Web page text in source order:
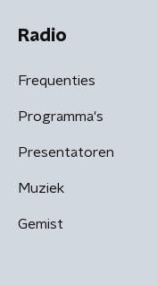
Radio
Frequenties
Programma's
Presentatoren
Muziek
Gemist